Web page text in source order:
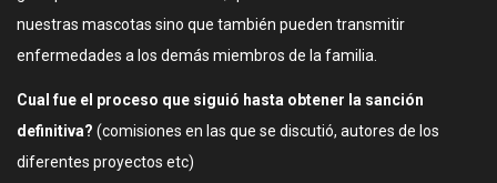
nuestras mascotas sino que también pueden transmitir
enfermedades a los demás miembros de la familia.
Cual fue el proceso que siguió hasta obtener la sanción
definitiva? (comisiones en las que se discutió, autores de los
diferentes proyectos etc)